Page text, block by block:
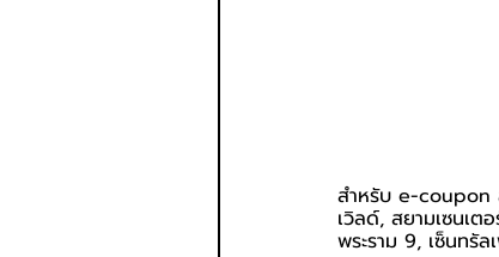
สำหรับ e-coupon
เวิลด์, สยามเซนเต
พระราม 9, เซ็นทรั